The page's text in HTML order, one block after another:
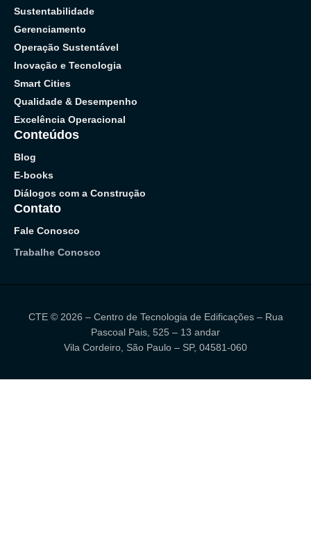
Sustentabilidade
Gerenciamento
Operação Sustentável
Inovação e Tecnologia
Smart Cities
Qualidade & Desempenho
Excelência Operacional
Conteúdos
Blog
E-books
Diálogos com a Construção
Contato
Fale Conosco
Trabalhe Conosco
CTE © 2026 – Centro de Tecnologia de Edificações – Rua
Pascoal Pais, 525 – 13 andar
Vila Cordeiro, São Paulo – SP, 04581-060